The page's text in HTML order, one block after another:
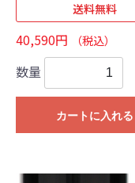
送料無料
40,590円 （税込）
数量
カートに入れる